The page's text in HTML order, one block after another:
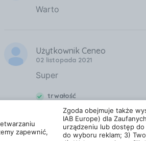
Warto
Użytkownik Ceneo
02 listopada 2021
Super
trwałość
wygląd
zabawa
zapewnić,
Zgoda obejmuje także
IAB Europe) dla
urządzeniu lub dostęp
do wyboru reklam; 3)